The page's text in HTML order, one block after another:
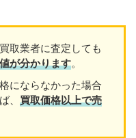
取業者に査定しても
が分かります。
にならなかった場合
、 買取価格以上で売